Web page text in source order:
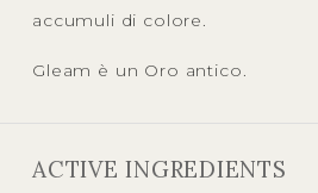
accumuli di colore.
Gleam è un Oro antico.
ACTIVE INGREDIENTS